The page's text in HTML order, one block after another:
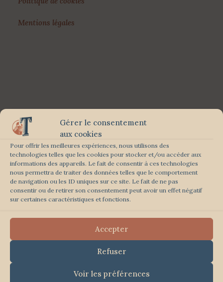
Gérer le consentement
aux cookies
Pour offrir les meilleures expériences, nous utilisons des
technologies telles que les cookies pour stocker et/ou accéder aux
informations des appareils. Le fait de consentir à ces technologies
nous permettra de traiter des données telles que le comportement
de navigation ou les ID uniques sur ce site. Le fait de ne pas
consentir ou de retirer son consentement peut avoir un effet négatif
sur certaines caractéristiques et fonctions.
Accepter
Refuser
Voir les préférences
Mentions légales